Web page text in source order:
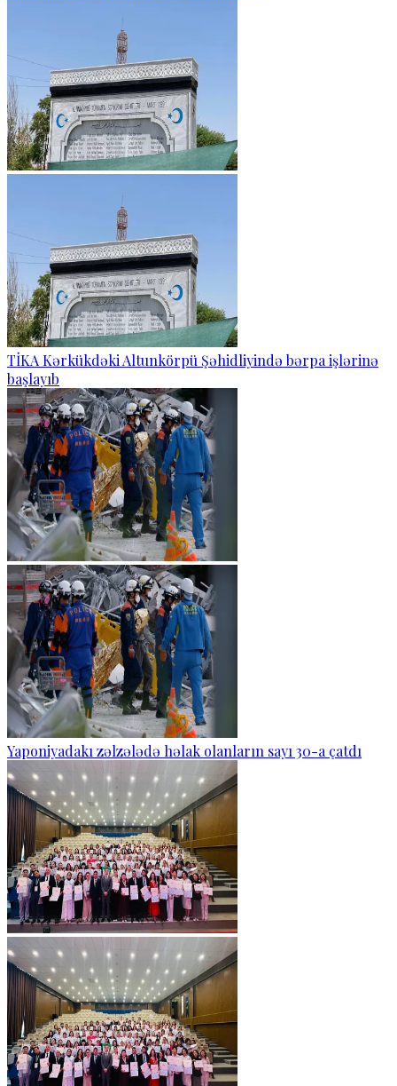
TİKA Kərkükdəki Altunkörpü Şəhidliyində bərpa işlərinə
başlayıb
Yaponiyadakı zəlzələdə həlak olanların sayı 30-a çatdı